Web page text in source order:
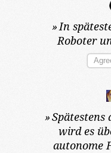
»In
Roboter
»Spätestens
wird es
autonome